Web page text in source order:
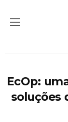
EcOp:
soluções